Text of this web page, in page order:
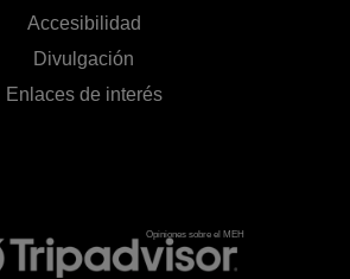
Accesibilidad
Divulgación
Enlaces de interés
Opiniones sobre el MEH